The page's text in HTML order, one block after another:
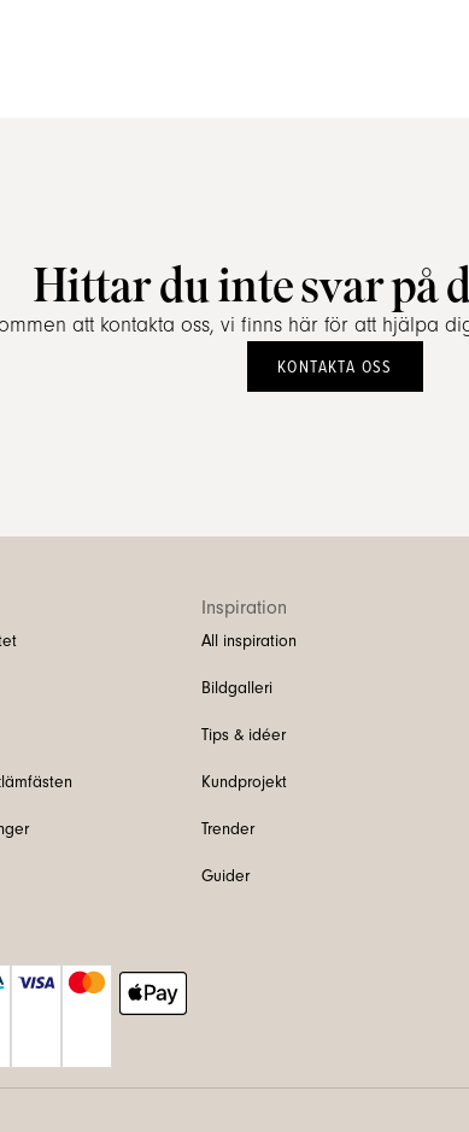
Hittar du inte svar på
att kontakta oss, vi finns här för att hjälpa
KONTAKTA OSS
Inspiration
All inspiration
Bildgalleri
Tips & idéer
Kundprojekt
Trender
Guider